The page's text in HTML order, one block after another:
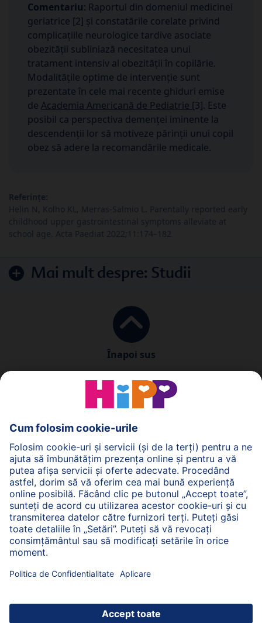
Comentariu: Raportul din domeniul medicinei
geriatrice [2] și constatările corelate privind
complicațiile neurologice tardive asociate
obezității subliniază necesitatea unui
tratament intensiv al obezității în copilărie.
Modalitățile optime de intervenție sunt
prezentate în cele mai recente ghiduri emise
de Academia Americană de Pediatrie [3]. Este
posibil ca perspectiva demenței iminente la
descendenții lor să motiveze părinții unui copil
obez să adere la recomandările medicale.
Referințe:
Helin N, Kolho KL, Merras-Salmio L. Parentally reported early
childhood upper gastrointestinal symptoms alleviate at
school age. Acta Paediat 2022;11:174–182
Mai mult despre: Studii
Înapoi sus
Politica de Confidenţialitate
Termenii generali pentru utilizarea serviciilor noastre
web
Imprimare
Despre HiPP Contact
Transmiterea datelor este securizată prin criptare.